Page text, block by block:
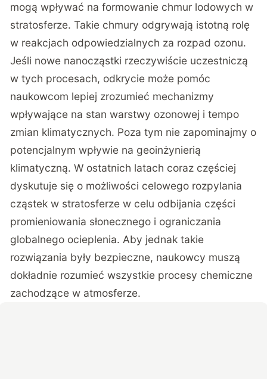
mogą wpływać na formowanie chmur lodowych w
stratosferze. Takie chmury odgrywają istotną rolę
w reakcjach odpowiedzialnych za rozpad ozonu.
Jeśli nowe nanocząstki rzeczywiście uczestniczą
w tych procesach, odkrycie może pomóc
naukowcom lepiej zrozumieć mechanizmy
wpływające na stan warstwy ozonowej i tempo
zmian klimatycznych. Poza tym nie zapominajmy o
potencjalnym wpływie na geoinżynierią
klimatyczną. W ostatnich latach coraz częściej
dyskutuje się o możliwości celowego rozpylania
cząstek w stratosferze w celu odbijania części
promieniowania słonecznego i ograniczania
globalnego ocieplenia. Aby jednak takie
rozwiązania były bezpieczne, naukowcy muszą
dokładnie rozumieć wszystkie procesy chemiczne
zachodzące w atmosferze.